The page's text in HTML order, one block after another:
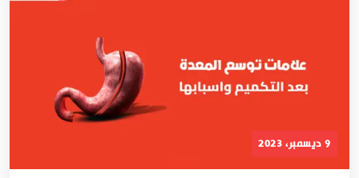
9 ديسمبر، 2023